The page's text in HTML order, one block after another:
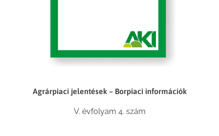
Agrárpiaci jelentések – Borpiaci információk
V. évfolyam 4. szám